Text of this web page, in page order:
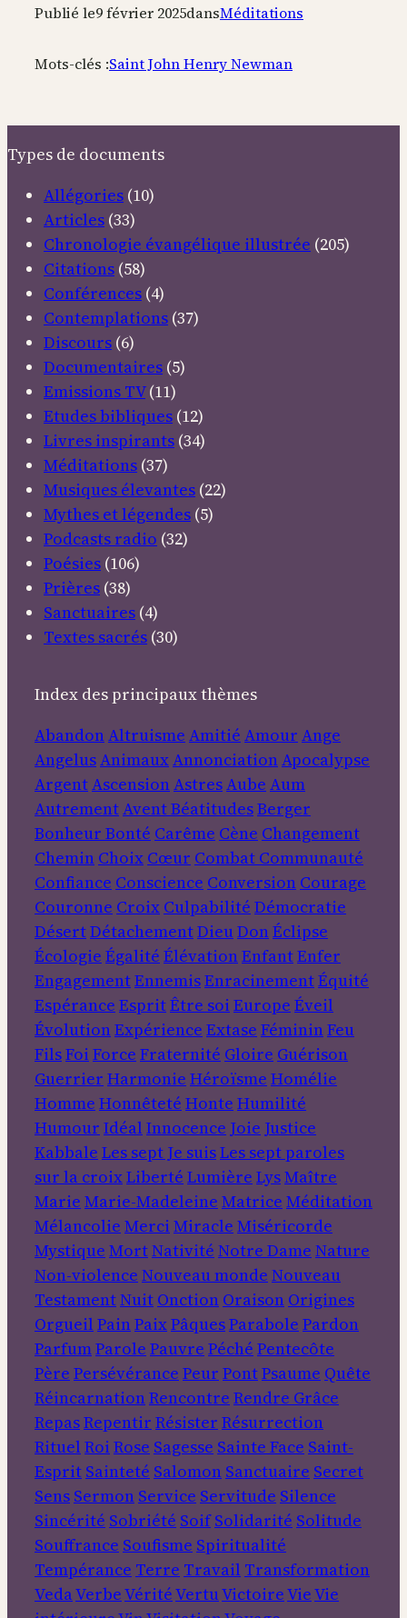
Publié le9 février 2025dansMéditations
Mots-clés :Saint John Henry Newman
Types de documents
Allégories (10)
Articles (33)
Chronologie évangélique illustrée (205)
Citations (58)
Conférences (4)
Contemplations (37)
Discours (6)
Documentaires (5)
Emissions TV(11)
Etudes bibliques (12)
Livres inspirants (34)
Méditations (37)
Musiques élevantes (22)
Mythes et légendes (5)
Podcasts radio (32)
Poésies (106)
Prières (38)
Sanctuaires (4)
Textes sacrés (30)
Index des principaux thèmes
AbandonAltruisme Amitié Amour Ange
AngelusAnimauxAnnonciationApocalypse
ArgentAscensionAstresAube Aum
AutrementAventBéatitudesBerger
Bonheur Bonté Carême Cène Changement
Chemin Choix Cœur Combat Communauté
Confiance Conscience Conversion Courage
Couronne Croix Culpabilité Démocratie
DésertDétachementDieuDonÉclipse
Écologie Égalité ÉlévationEnfantEnfer
EngagementEnnemisEnracinementÉquité
Espérance EspritÊtre soi Europe Éveil
ÉvolutionExpérience Extase FémininFeu
FilsFoi Force Fraternité Gloire Guérison
Guerrier Harmonie Héroïsme Homélie
Homme Honnêteté Honte Humilité
Humour Idéal Innocence Joie Justice
Kabbale Les sept Je suisLes sept paroles
sur la croixLiberté Lumière LysMaître
Marie Marie-Madeleine Matrice Méditation
Mélancolie Merci Miracle Miséricorde
Mystique MortNativité Notre Dame Nature
Non-violence Nouveau monde Nouveau
TestamentNuit Onction Oraison Origines
Orgueil PainPaixPâquesParabole Pardon
ParfumParole Pauvre Péché Pentecôte
Père Persévérance Peur PontPsaume Quête
RéincarnationRencontre Rendre Grâce
RepasRepentir Résister Résurrection
Rituel Roi Rose Sagesse Sainte Face Saint-
Esprit Sainteté Salomon Sanctuaire Secret
Sens Sermon Service Servitude Silence
Sincérité Sobriété Soif Solidarité Solitude
Souffrance Soufisme Spiritualité
Tempérance Terre Travail Transformation
VedaVerbeVéritéVertuVictoireVieVie